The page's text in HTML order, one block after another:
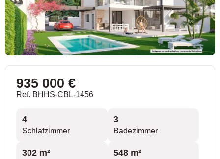
935 000 €
Ref. BHHS-CBL-1456
4
Schlafzimmer
3
Badezimmer
302 m² 548 m²